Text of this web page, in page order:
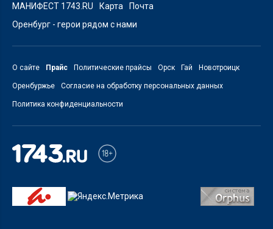
МАНИФЕСТ 1743.RU
Карта
Почта
Оренбург - герои рядом с нами
О сайте Прайс Политические прайсы Орск Гай Новотроицк
Оренбуржье Согласие на обработку персональных данных
Политика конфиденциальности